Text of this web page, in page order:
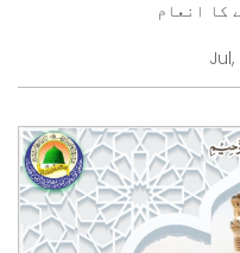
کا انعام